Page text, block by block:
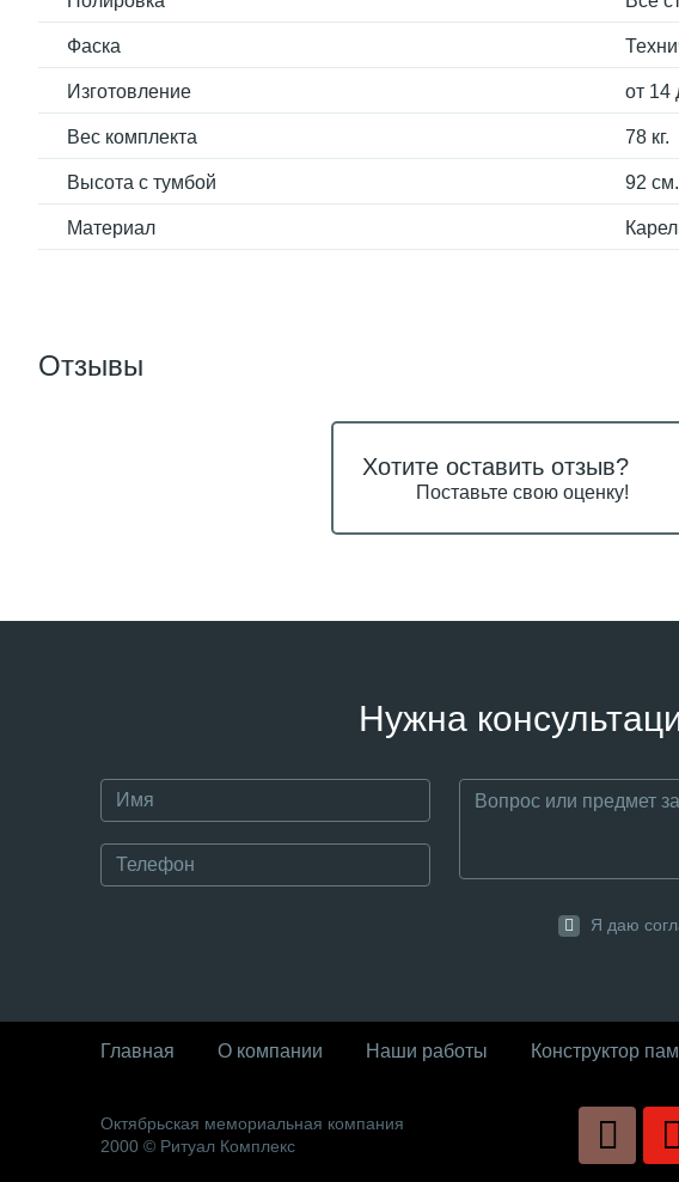
Фаска
Изготовление от 14
Вес комплекта 78 кг.
Высота с тумбой 92 см.
Материал
Отзывы
Хотите оставить отзыв?
Поставьте свою оценку!
Нужна
Я даю
Главная О компании Наши работы Конструктор
Октябрьская мемориальная компания
2000 © Ритуал Комплекс